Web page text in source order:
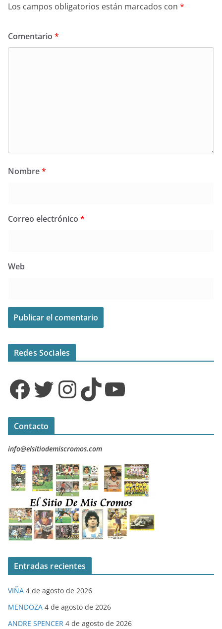
Los campos obligatorios están marcados con *
Comentario *
Nombre*
Correo electrónico *
Web
Redes Sociales
Facebook Twitter InstagramTikTok YouTube
Contacto
info@elsitiodemiscromos.com
Entradas recientes
VIÑA 4 de agosto de 2026
MENDOZA 4 de agosto de 2026
ANDRE SPENCER 4 de agosto de 2026